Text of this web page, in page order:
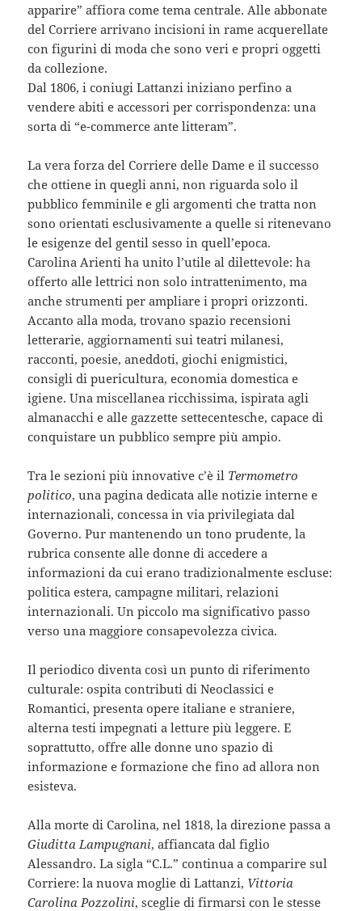
apparire” affiora come tema centrale. Alle abbonate
del Corriere arrivano incisioni in rame acquerellate
con figurini di moda che sono veri e propri oggetti
da collezione.
Dal 1806, i coniugi Lattanzi iniziano perfino a
vendere abiti e accessori per corrispondenza: una
sorta di “e-commerce ante litteram”.
La vera forza del Corriere delle Dame e il successo
che ottiene in quegli anni, non riguarda solo il
pubblico femminile e gli argomenti che tratta non
sono orientati esclusivamente a quelle si ritenevano
le esigenze del gentil sesso in quell’epoca.
Carolina Arienti ha unito l’utile al dilettevole: ha
offerto alle lettrici non solo intrattenimento, ma
anche strumenti per ampliare i propri orizzonti.
Accanto alla moda, trovano spazio recensioni
letterarie, aggiornamenti sui teatri milanesi,
racconti, poesie, aneddoti, giochi enigmistici,
consigli di puericultura, economia domestica e
igiene. Una miscellanea ricchissima, ispirata agli
almanacchi e alle gazzette settecentesche, capace di
conquistare un pubblico sempre più ampio.
Tra le sezioni più innovative c’è il Termometro
politico, una pagina dedicata alle notizie interne e
internazionali, concessa in via privilegiata dal
Governo. Pur mantenendo un tono prudente, la
rubrica consente alle donne di accedere a
informazioni da cui erano tradizionalmente escluse:
politica estera, campagne militari, relazioni
internazionali. Un piccolo ma significativo passo
verso una maggiore consapevolezza civica.
Il periodico diventa così un punto di riferimento
culturale: ospita contributi di Neoclassici e
Romantici, presenta opere italiane e straniere,
alterna testi impegnati a letture più leggere. E
soprattutto, offre alle donne uno spazio di
informazione e formazione che fino ad allora non
esisteva.
Alla morte di Carolina, nel 1818, la direzione passa a
Giuditta Lampugnani, affiancata dal figlio
Alessandro. La sigla “C.L.” continua a comparire sul
Corriere: la nuova moglie di Lattanzi, Vittoria
Carolina Pozzolini, sceglie di firmarsi con le stesse